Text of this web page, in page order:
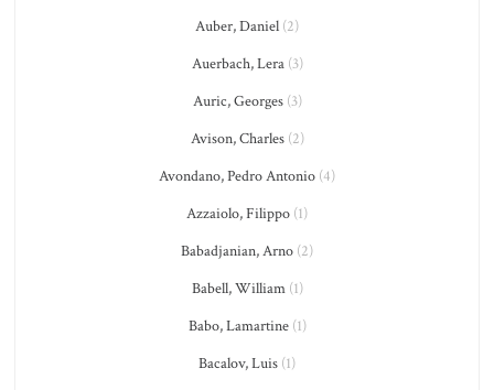
Auber, Daniel (2)
Auerbach, Lera(3)
Auric, Georges(3)
Avison, Charles(2)
Avondano, Pedro Antonio (4)
Azzaiolo, Filippo (1)
Babadjanian, Arno (2)
Babell, William(1)
Babo, Lamartine(1)
Bacalov, Luis (1)